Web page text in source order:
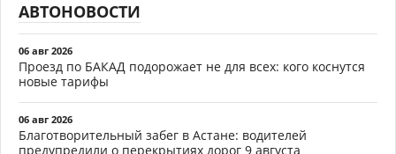
АВТОНОВОСТИ
06 авг 2026
Проезд по БАКАД подорожает не для всех: кого коснутся
новые тарифы
06 авг 2026
Благотворительный забег в Астане: водителей
предупредили о перекрытиях дорог 9 августа